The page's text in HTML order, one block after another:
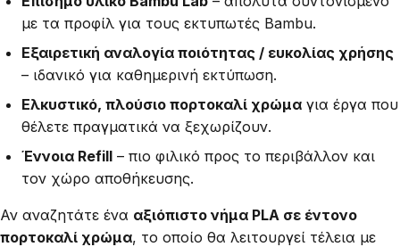
με τα προφίλ για τους εκτυπωτές Bambu.
Εξαιρετική αναλογία ποιότητας / ευκολίας χρήσης
– ιδανικό για καθημερινή εκτύπωση.
Ελκυστικό, πλούσιο πορτοκαλί χρώμα για έργα που
θέλετε πραγματικά να ξεχωρίζουν.
Έννοια Refill – πιο φιλικό προς το περιβάλλον και
τον χώρο αποθήκευσης.
Αν αναζητάτε ένα αξιόπιστο νήμα PLA σε έντονο
πορτοκαλί χρώμα, το οποίο θα λειτουργεί τέλεια με